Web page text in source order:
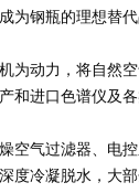
为钢瓶的理想替
动力，将自然
和进口色谱仪及
空气过滤器、电
度冷凝脱水，大